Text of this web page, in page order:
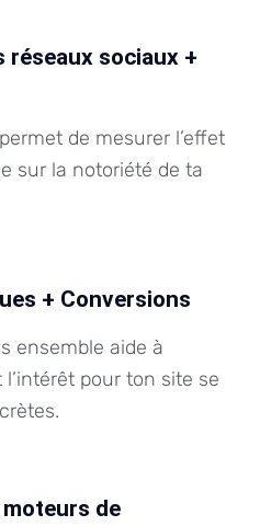
réseaux sociaux +
de mesurer l’effet
sur la notoriété de ta
+ Conversions
ensemble aide à
pour ton site se
de